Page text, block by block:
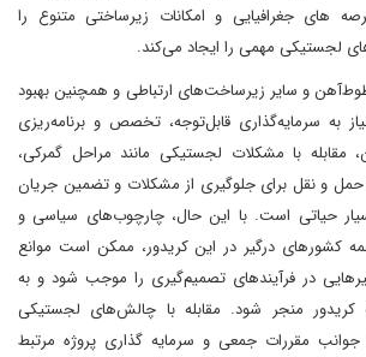
های جغرافیایی و امکانات زیرساختی متنوع را
مهمی را ایجاد می‌کند.
و سایر زیرساخت‌های ارتباطی و همچنین بهبود
به سرمایه‌گذاری قابل‌توجه، تخصص و برنامه‌ریزی
مقابله با مشکلات لجستیکی مانند مراحل گمرکی،
حمل و نقل برای جلوگیری از مشکلات و تضمین جریان
حیاتی است. با این حال، چارچوب‌های سیاسی و
کشورهای درگیر در این کریدور، ممکن است موانع
در فرآیندهای تصمیم‌گیری را موجب شود و به
منجر شود. مقابله با چالش‌های لجستیکی
مقررات جمعی و سرمایه گذاری پروژه مرتبط